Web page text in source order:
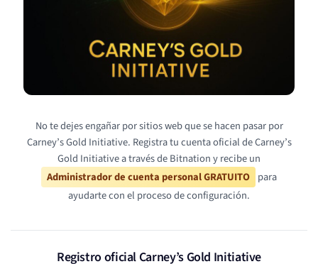
No te dejes engañar por sitios web que se hacen pasar por
Carney’s Gold Initiative. Registra tu cuenta oficial de Carney’s
Gold Initiative a través de Bitnation y recibe un
Administrador de cuenta personal GRATUITO para
ayudarte con el proceso de configuración.
Registro oficial Carney’s Gold Initiative